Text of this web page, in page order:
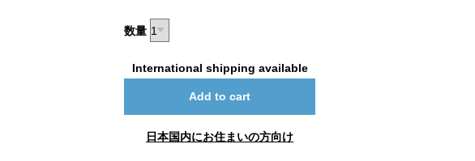
数量
International shipping available
Add to cart
日本国内にお住まいの方向け